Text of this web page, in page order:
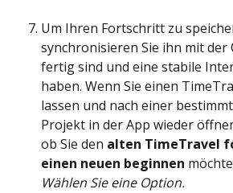
Um Ihren Fortschritt zu
synchronisieren Sie ihn mit der
fertig sind und eine stabile
haben. Wenn Sie einen
lassen und nach einer
Projekt in der App wieder
ob Sie den alten TimeTravel
einen neuen beginnen
Wählen Sie eine Option.